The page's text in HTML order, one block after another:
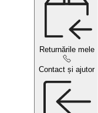
Returnările mele
Contact și ajutor